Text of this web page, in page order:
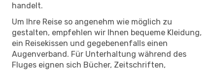
handelt.
Um Ihre Reise so angenehm wie möglich zu
gestalten, empfehlen wir Ihnen bequeme Kleidung,
ein Reisekissen und gegebenenfalls einen
Augenverband. Für Unterhaltung während des
Fluges eignen sich Bücher, Zeitschriften,